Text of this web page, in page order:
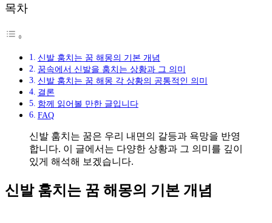
목차
신발 훔치는 꿈 해몽의 기본 개념
꿈속에서 신발을 훔치는 상황과 그 의미
신발 훔치는 꿈 해몽 각 상황의 공통적인 의미
결론
함께 읽어볼 만한 글입니다
FAQ
신발 훔치는 꿈은 우리 내면의 갈등과 욕망을 반영
합니다. 이 글에서는 다양한 상황과 그 의미를 깊이
있게 해석해 보겠습니다.
신발 훔치는 꿈 해몽의 기본 개념